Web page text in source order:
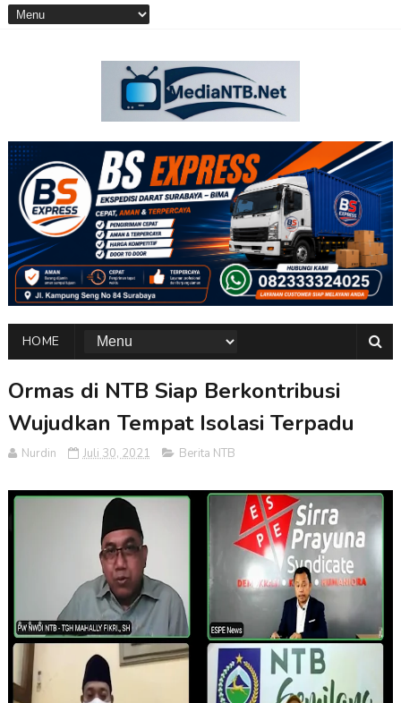
HOME
Ormas di NTB Siap Berkontribusi
Wujudkan Tempat Isolasi Terpadu
Nurdin Juli 30, 2021 Berita NTB